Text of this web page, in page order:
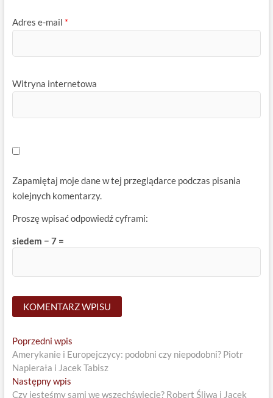
Adres e-mail *
Witryna internetowa
Zapamiętaj moje dane w tej przeglądarce podczas pisania
kolejnych komentarzy.
Proszę wpisać odpowiedź cyframi:
siedem − 7 =
Nawigacja
wpisu
Poprzedni wpisPrevious
post:
Amerykanie i Europejczycy: podobni czy niepodobni? Piotr
Napierała i Jacek Tabisz
Następny wpisNext
post:
Czy jesteśmy sami we wszechświecie? Robert Śliwa i Jacek